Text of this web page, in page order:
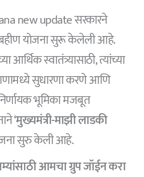
new update सरकारने
योजना सुरू केलेली आहे.
आर्थिक स्वातंत्र्यासाठी, त्यांच्या
सुधारणा करणे आणि
भूमिका मजबूत
‘मुख्यमंत्री-माझी लाडकी
सुरु केली आहे.
आमचा ग्रुप जॉईन करा